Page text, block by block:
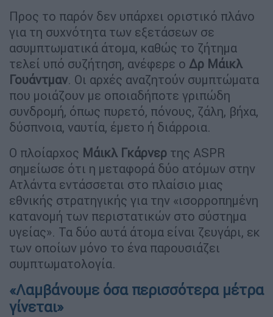
Προς το παρόν δεν υπάρχει οριστικό πλάνο
για τη συχνότητα των εξετάσεων σε
ασυμπτωματικά άτομα, καθώς το ζήτημα
τελεί υπό συζήτηση, ανέφερε ο Δρ Μάικλ
Γουάντμαν. Οι αρχές αναζητούν συμπτώματα
που μοιάζουν με οποιαδήποτε γριπώδη
συνδρομή, όπως πυρετό, πόνους, ζάλη, βήχα,
δύσπνοια, ναυτία, έμετο ή διάρροια.
Ο πλοίαρχος Μάικλ Γκάρνερ της ASPR
σημείωσε ότι η μεταφορά δύο ατόμων στην
Ατλάντα εντάσσεται στο πλαίσιο μιας
εθνικής στρατηγικής για την «ισορροπημένη
κατανομή των περιστατικών στο σύστημα
υγείας». Τα δύο αυτά άτομα είναι ζευγάρι, εκ
των οποίων μόνο το ένα παρουσιάζει
συμπτωματολογία.
«Λαμβάνουμε όσα περισσότερα μέτρα
γίνεται»